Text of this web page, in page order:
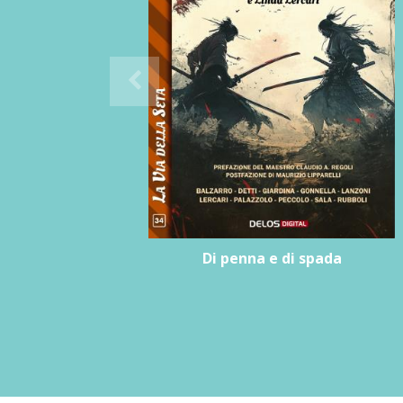
Di penna e di spada